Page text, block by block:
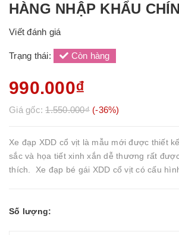
HÀNG NHẬP KHẨU
Viết đánh giá
Trạng thái: Còn hàng
990.000₫
Giá gốc:1.550.000₫ (-36%)
Xe đạp XDD cổ vịt là mẫu mới được thiết
sắc và họa tiết xinh xắn dễ thương rất
thích. Xe đạp bé gái XDD cổ vịt có cấu
Số lượng: